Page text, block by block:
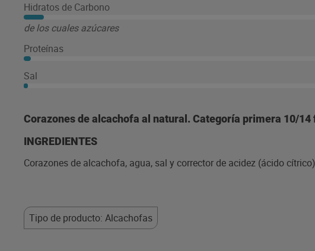
Hidratos de Carbono
de los cuales azúcares
Proteínas
Sal
Corazones de alcachofa al natural. Categoría primera 10/14
INGREDIENTES
Corazones de alcachofa, agua, sal y corrector de acidez (ácido
Tipo de producto: Alcachofas